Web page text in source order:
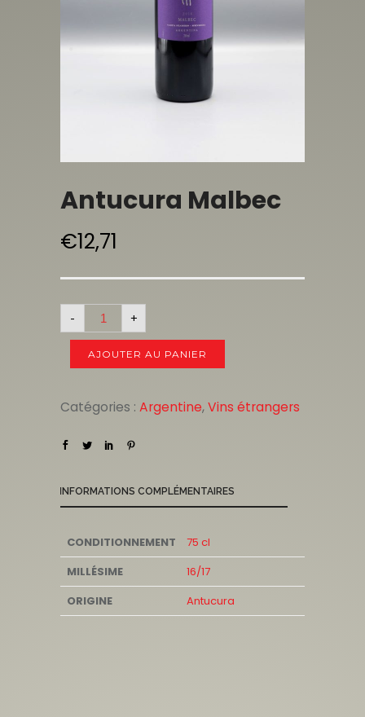
Antucura Malbec
€12,71
- +
AJOUTER AU PANIER
Catégories : Argentine,Vins étrangers
INFORMATIONS COMPLÉMENTAIRES
CONDITIONNEMENT
75 cl
MILLÉSIME
16/17
ORIGINE
Antucura